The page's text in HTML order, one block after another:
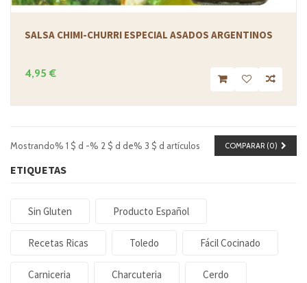
SALSA CHIMI-CHURRI ESPECIAL ASADOS ARGENTINOS
4,95 €
COMPARAR (0)
Mostrando% 1 $ d -% 2 $ d de% 3 $ d artículos
ETIQUETAS
Sin Gluten Producto Español
Recetas Ricas Toledo Fácil Cocinado
Carniceria Charcuteria Cerdo